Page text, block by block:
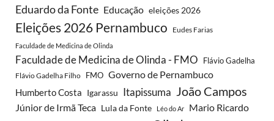
Eduardo da Fonte Educação eleições 2026
Eleições 2026 Pernambuco Eudes Farias
Faculdade de Medicina de Olinda
Faculdade de Medicina de Olinda - FMO Flávio Gadelha
Flávio Gadelha Filho FMO Governo de Pernambuco
Humberto Costa Igarassu Itapissuma João Campos
Júnior de Irmã Teca Lula da Fonte Léo do Ar Mario Ricardo